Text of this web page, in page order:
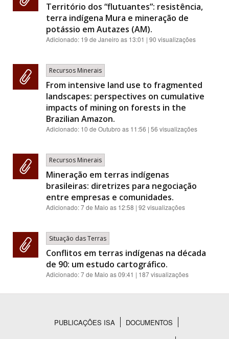
Território dos “flutuantes”: resistência,
terra indígena Mura e mineração de
potássio em Autazes (AM).
Adicionado: 19 de Janeiro as 13:01 | 90 visualizações
Recursos Minerais
From intensive land use to fragmented
landscapes: perspectives on cumulative
impacts of mining on forests in the
Brazilian Amazon.
Adicionado: 10 de Outubro as 11:56 | 56 visualizações
Recursos Minerais
Mineração em terras indígenas
brasileiras: diretrizes para negociação
entre empresas e comunidades.
Adicionado:7 de Maio as 12:58 | 92 visualizações
Situação das Terras
Conflitos em terras indígenas na década
de 90: um estudo cartográfico.
Adicionado:7 de Maio as 09:41 | 187 visualizações
PUBLICAÇÕES ISA
DOCUMENTOS